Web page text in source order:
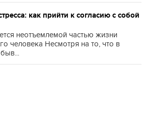
как прийти к согласию с собой
неотъемлемой частью жизни
человека Несмотря на то, что в